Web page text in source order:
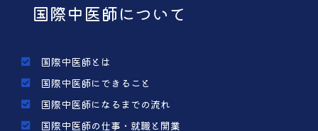
国際中医師について
国際中医師とは
国際中医師にできること
国際中医師になるまでの流れ
国際中医師の仕事・就職と開業